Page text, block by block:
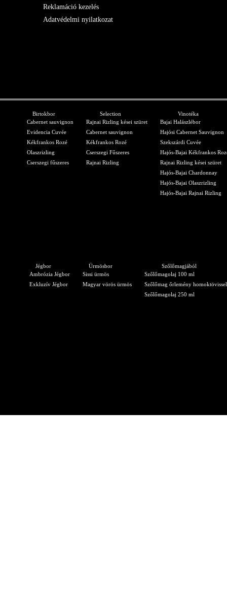
Reklamáció kezelés
Adatvédelmi nyilatkozat
Birtokbor
Cabernet sauvignon
Evidencia Cuvée
Kékfrankos Rozé
Olaszrizling
Cserszegi fűszeres
Selection
Rajnai Rizling kései szüret
Cabernet sauvignon
Kékfrankos Rozé
Cserszegi Fűszeres
Rajnai Rizling
Vinotéka
Bajai Halászlébor
Hajósi Cabernet Sauvignon
Szekszárdi Cuvée
Hajós-Bajai Kékfrankos
Rajnai Rizling kései szüret
Hajós-Bajai Chardonnay
Hajós-Bajai Olaszrizling
Hajós-Bajai Rajnai Rizling
Jégbor
Ambrózia Jégbor
Exkluzív Jégbor
Ürmösbor
Sissi ürmös
Magyar vörös ürmös
Szőlőmagjából
Szőlőmagolaj 100 ml
Szőlőmag őrlemény homoktövissel
Szőlőmagolaj 250 ml